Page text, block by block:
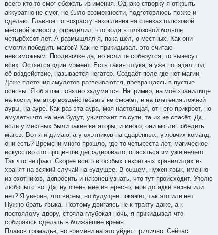
всего кто-то смог сбежать из имения. Однако створку я открыть
аккуратно не смог, не было возможности, подготовлюсь позже и
сделаю. Главное по возрасту накопления на стенках шлюзовой
местной живости, определил, что вода в шлюзовой больше
четырёхсот лет. А размышлял я, пока шёл, о местных. Как они
смогли победить магов? Как не прикидывал, это считаю
невозможным. Поодиночке да, но если те соберутся, то вынесут
всех. Остаётся один момент. Есть такая штука, я уже попадал под
её воздействие, называется негатор. Создаёт поле где нет магии.
Даже плетения амулетов развеиваются, превращаясь в пустые
основы. Я об этом понятно задумался. Например, на моё хранилище
на кости, негатор воздействовать не сможет, и на плетения ложной
ауры, на ауре. Как раз эта аура, моя настоящая, от него прикроет, но
амулеты что на мне будут, уничтожит по сути, та их не спасёт. Да,
если у местных были такие негаторы, и много, они могли победить
магов. Вот я и думаю, а у охотников на одарённых, у ловчих команд,
они есть? Времени много прошло, где-то четыреста лет, магическое
искусство сто процентов деградировало, опасаться им уже нечего.
Так что не факт. Скорее всего в особых секретных хранилищах их
хранят на всякий случай на будущее. В общем, нужен язык, именно
из охотников, допросить и наконец узнать, что тут происходит. Утолю
любопытство. Да, ну очень мне интересно, мои догадки верны или
нет? Я уверен, что верны, но будущее покажет, так это или нет.
Нужно брать языка. Поэтому двигаясь не к тракту даже, а к
постоялому двору, стояла глубокая ночь, я прикидывал что
собираюсь сделать в ближайшее время.
Планов громадьё, но времени на это уйдёт прилично. Сейчас